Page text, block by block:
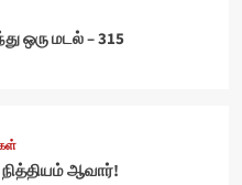
ஒரு மடல் – 315
நித்தியம் ஆவார்!